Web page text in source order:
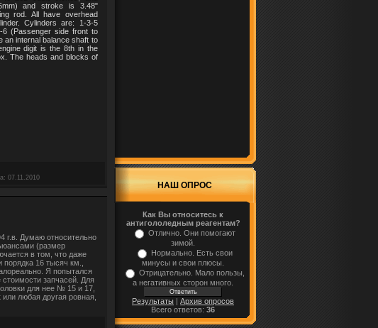
and stroke is 3.48"
rod.
All have overhead
Cylinders are: 1-3-5
6 (Passenger side front to
an internal balance shaft to
digit is the 8th in the
The heads and blocks of
07.11.2010
г.в. Думаю относительно
(размер
в том, что даже
16 тысяч км.,
Я попытался
запчасей. Для
для нее № 15 и 17,
или любая другая ровная,
НАШ ОПРОС
Как Вы относитесь к
антигололедным реагентам?
Отлично. Они помогают
зимой.
Нормально. Есть свои
минусы и свои плюсы.
Отрицательно. Мало пользы,
а негативных сторон много.
Результаты | Архив опросов
Всего ответов: 36